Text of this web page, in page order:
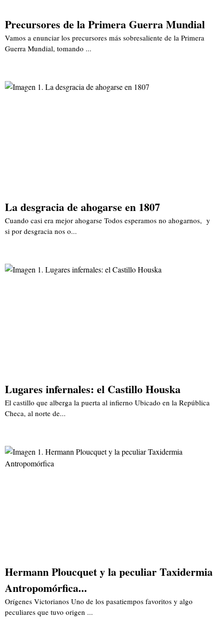
Precursores de la Primera Guerra Mundial
Vamos a enunciar los precursores más sobresaliente de la Primera
Guerra Mundial, tomando ...
La desgracia de ahogarse en 1807
Cuando casi era mejor ahogarse Todos esperamos no ahogarnos, y
si por desgracia nos o...
Lugares infernales: el Castillo Houska
El castillo que alberga la puerta al infierno Ubicado en la República
Checa, al norte de...
Hermann Ploucquet y la peculiar Taxidermia
Antropomórfica...
Orígenes Victorianos Uno de los pasatiempos favoritos y algo
peculiares que tuvo origen ...